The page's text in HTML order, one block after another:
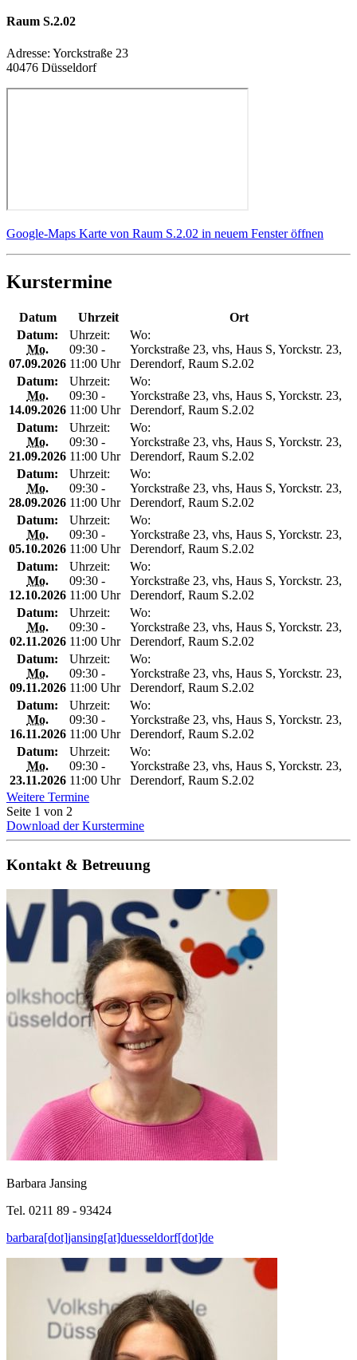
Raum S.2.02
Adresse: Yorckstraße 23
40476 Düsseldorf
Google-Maps Karte von Raum S.2.02 in neuem Fenster öffnen
Kurstermine
Datum Uhrzeit
Ort
Datum:
Mo.
07.09.2026
Uhrzeit:
09:30 -
11:00 Uhr
Wo:
Yorckstraße 23, vhs, Haus S, Yorckstr. 23,
Derendorf, Raum S.2.02
Datum:
Mo.
14.09.2026
Uhrzeit:
09:30 -
11:00 Uhr
Wo:
Yorckstraße 23, vhs, Haus S, Yorckstr. 23,
Derendorf, Raum S.2.02
Datum:
Mo.
21.09.2026
Uhrzeit:
09:30 -
11:00 Uhr
Wo:
Yorckstraße 23, vhs, Haus S, Yorckstr. 23,
Derendorf, Raum S.2.02
Datum:
Mo.
28.09.2026
Uhrzeit:
09:30 -
11:00 Uhr
Wo:
Yorckstraße 23, vhs, Haus S, Yorckstr. 23,
Derendorf, Raum S.2.02
Datum:
Mo.
05.10.2026
Uhrzeit:
09:30 -
11:00 Uhr
Wo:
Yorckstraße 23, vhs, Haus S, Yorckstr. 23,
Derendorf, Raum S.2.02
Datum:
Mo.
12.10.2026
Uhrzeit:
09:30 -
11:00 Uhr
Wo:
Yorckstraße 23, vhs, Haus S, Yorckstr. 23,
Derendorf, Raum S.2.02
Datum:
Mo.
02.11.2026
Uhrzeit:
09:30 -
11:00 Uhr
Wo:
Yorckstraße 23, vhs, Haus S, Yorckstr. 23,
Derendorf, Raum S.2.02
Datum:
Mo.
09.11.2026
Uhrzeit:
09:30 -
11:00 Uhr
Wo:
Yorckstraße 23, vhs, Haus S, Yorckstr. 23,
Derendorf, Raum S.2.02
Datum:
Mo.
16.11.2026
Uhrzeit:
09:30 -
11:00 Uhr
Wo:
Yorckstraße 23, vhs, Haus S, Yorckstr. 23,
Derendorf, Raum S.2.02
Datum:
Mo.
23.11.2026
Uhrzeit:
09:30 -
11:00 Uhr
Wo:
Yorckstraße 23, vhs, Haus S, Yorckstr. 23,
Derendorf, Raum S.2.02
Weitere Termine
Seite 1 von 2
Download der Kurstermine
Kontakt & Betreuung
Barbara Jansing
Tel. 0211 89 - 93424
barbara[dot]jansing[at]duesseldorf[dot]de